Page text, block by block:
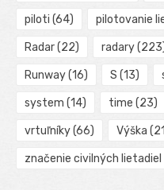
piloti (64) pilotovanie
Radar(22) radary
Runway(16) S (13)
system (14) time (23)
vrtuľníky(66) Výška
značenie civilných lietadiel